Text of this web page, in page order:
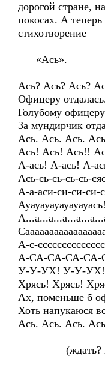
дорогой стране,
покосах. А
стихотворение
«Ась».
Ась? Ась? Ась?
Офицеру
Голубому офицеру
За мундирчик
Ась. Ась. Ась.
Ась! Ась! Ась!!
А-ась! А-ась! А-
Ась-сь-сь-сь-сь-
А-а-аси-си-си-си-
Ауауауауауауауась!
А-с-
А-СА-СА-СА-СА-
У-У-УХ! У-У-
Хрясь! Хрясь!
Ах, поменьше б
Хоть напукаюся
Ась. Ась. Ась.
(ждать?